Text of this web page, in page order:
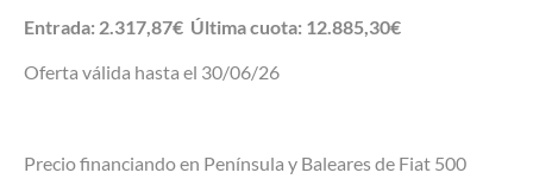
Entrada: 2.317,87€ Última cuota: 12.885,30€
Oferta válida hasta el 30/06/26
Precio financiando en Península y Baleares de Fiat 500